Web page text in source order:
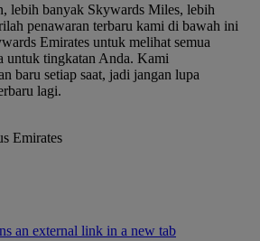
lebih banyak Skywards Miles, lebih
penawaran terbaru kami di bawah ini
Emirates untuk melihat semua
untuk tingkatan Anda. Kami
baru setiap saat, jadi jangan lupa
lagi.
Emirates
an external link in a new tab